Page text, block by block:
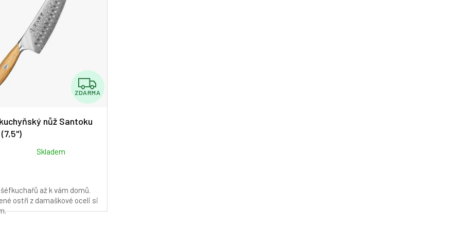
Z
D
ZDARMA
nůž Santoku
(7,5")
Skladem
až k vám domů.
ostří z damaškové oceli si